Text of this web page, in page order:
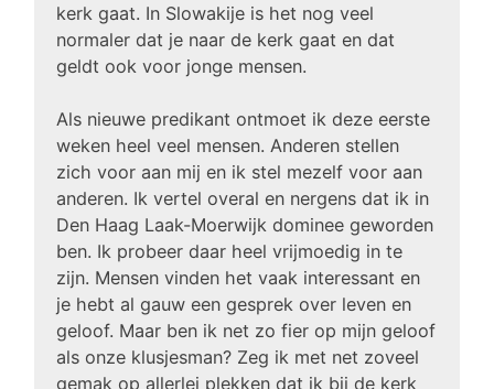
kerk gaat. In Slowakije is het nog veel
normaler dat je naar de kerk gaat en dat
geldt ook voor jonge mensen.
Als nieuwe predikant ontmoet ik deze eerste
weken heel veel mensen. Anderen stellen
zich voor aan mij en ik stel mezelf voor aan
anderen. Ik vertel overal en nergens dat ik in
Den Haag Laak-Moerwijk dominee geworden
ben. Ik probeer daar heel vrijmoedig in te
zijn. Mensen vinden het vaak interessant en
je hebt al gauw een gesprek over leven en
geloof. Maar ben ik net zo fier op mijn geloof
als onze klusjesman? Zeg ik met net zoveel
gemak op allerlei plekken dat ik bij de kerk